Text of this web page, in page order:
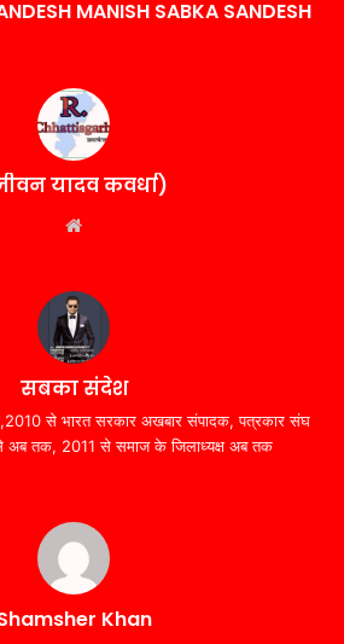
MANISH SABKA SANDESH
यादव कवर्धा)
सबका संदेश
से भारत सरकार अखबार संपादक, पत्रकार संघ
अब तक, 2011 से समाज के जिलाध्यक्ष अब तक
Khan